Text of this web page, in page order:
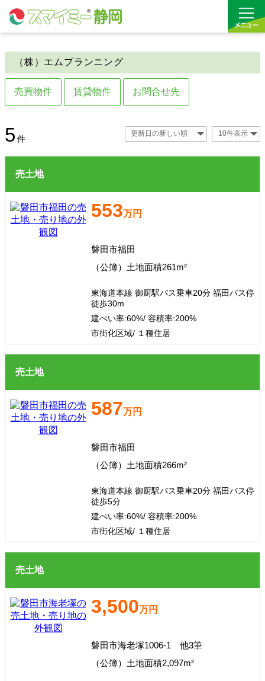
借りる
買う
沿線から探す(買う)
通勤・通学時間から探す(借りる)
通勤・通学時間から探す(買う)
その他、こだわり条件で探す
（株）エムプランニング
売買物件
売土地
賃貸物件
賃貸事業用
お問合せ先
5 件
売土地
553万円
磐田市福田
（公簿）土地面積261m²
東海道本線 御厨駅バス乗車20分 福田バス停
徒歩30m
建ぺい率:60%/ 容積率:200%
市街化区域/ １種住居
売土地
587万円
磐田市福田
（公簿）土地面積266m²
東海道本線 御厨駅バス乗車20分 福田バス停
徒歩5分
建ぺい率:60%/ 容積率:200%
市街化区域/ １種住居
売土地
3,500万円
磐田市海老塚1006-1 他3筆
（公簿）土地面積2,097m²